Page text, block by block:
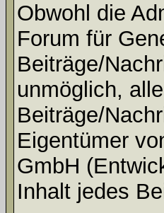
Obwohl die
Forum für
Beiträge/
unmöglich,
Beiträge/
Eigentümer
GmbH
Inhalt jedes